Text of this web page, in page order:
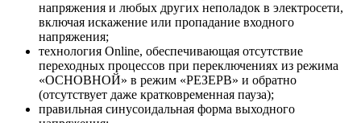
напряжения и любых других неполадок в электросети,
включая искажение или пропадание входного
напряжения;
технология Online, обеспечивающая отсутствие
переходных процессов при переключениях из режима
«ОСНОВНОЙ» в режим «РЕЗЕРВ» и обратно
(отсутствует даже кратковременная пауза);
правильная синусоидальная форма выходного